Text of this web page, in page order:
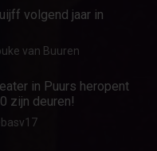
volgend jaar in
van Buuren
in Puurs heropent
zijn deuren!